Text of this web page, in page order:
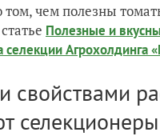
том, чем полезны
Полезные и
селекции Агрохолдинга
свойствами